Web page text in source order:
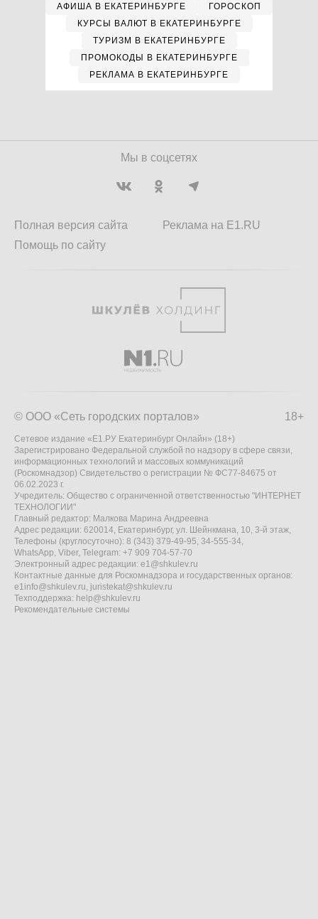
АФИША В ЕКАТЕРИНБУРГЕ
ГОРОСКОП
КУРСЫ ВАЛЮТ В ЕКАТЕРИНБУРГЕ
ТУРИЗМ В ЕКАТЕРИНБУРГЕ
ПРОМОКОДЫ В ЕКАТЕРИНБУРГЕ
РЕКЛАМА В ЕКАТЕРИНБУРГЕ
Мы в соцсетях
Полная версия сайта
Помощь по сайту
Реклама на E1.RU
18+
© ООО «Сеть городских порталов»
Сетевое издание «Е1.РУ Екатеринбург Онлайн» (18+)
Зарегистрировано Федеральной службой по надзору в сфере связи,
информационных технологий и массовых коммуникаций
(Роскомнадзор) Свидетельство о регистрации № ФС77-84675 от
06.02.2023 г.
Учредитель: Общество с ограниченной ответственностью "ИНТЕРНЕТ
ТЕХНОЛОГИИ"
Главный редактор: Малкова Марина Андреевна
Адрес редакции: 620014, Екатеринбург, ул. Шейнкмана, 10, 3-й этаж,
Телефоны (круглосуточно): 8 (343) 379-49-95, 34-555-34,
WhatsApp, Viber, Telegram: +7 909 704-57-70
Электронный адрес редакции: e1@shkulev.ru
Контактные данные для Роскомнадзора и государственных органов:
e1info@shkulev.ru, juristekat@shkulev.ru
Техподдержка: help@shkulev.ru
Рекомендательные системы